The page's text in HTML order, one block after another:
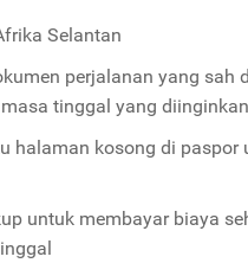
Selantan
perjalanan yang sah
tinggal yang diinginkan
halaman kosong di paspor
untuk membayar biaya